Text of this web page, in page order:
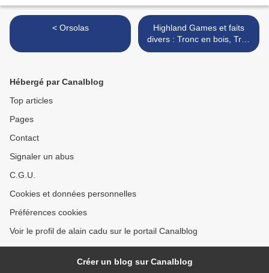
< Orsolas
Highland Games et faits
divers : Tronc en bois, Tron
en tôle >
Hébergé par Canalblog
Top articles
Pages
Contact
Signaler un abus
C.G.U.
Cookies et données personnelles
Préférences cookies
Voir le profil de alain cadu sur le portail Canalblog
Créer un blog sur Canalblog